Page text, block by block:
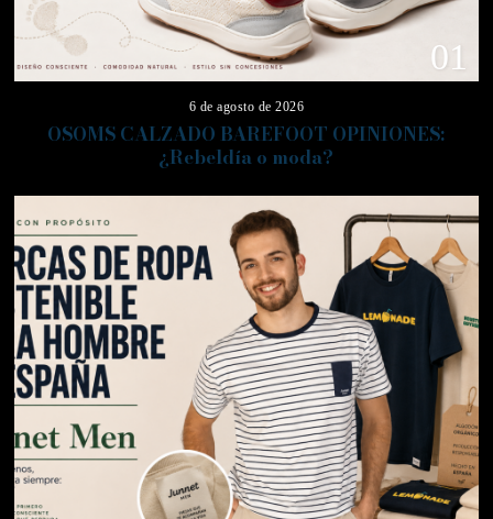
01
6 de agosto de 2026
OSOMS CALZADO BAREFOOT OPINIONES:
¿Rebeldía o moda?